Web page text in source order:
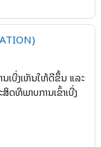
ເບິ່ງເຫັນໃຫ້ດີຂຶ້ນ ແລະ
ທິພາບການເຂົ້າເບີ່ງ